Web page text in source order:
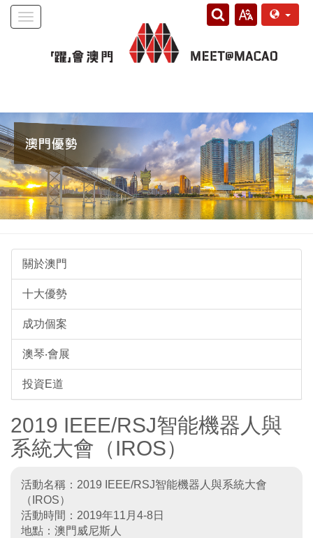
Toggle
關於澳門
十大優勢
成功個案
澳琴‧會展
投資E道
2019 IEEE/RSJ智能機器人與
系統大會（IROS）
活動名稱：2019 IEEE/RSJ智能機器人與系統大會
（IROS）
活動時間：2019年11月4-8日
地點：澳門威尼斯人